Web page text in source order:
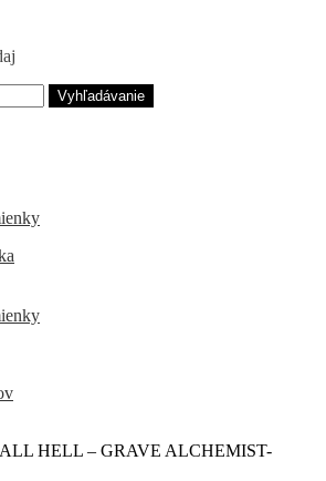
Vyhľadávanie
ALL HELL – GRAVE ALCHEMIST-